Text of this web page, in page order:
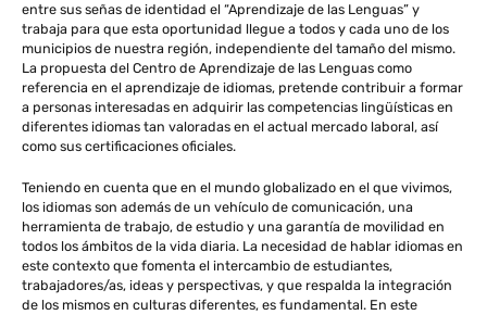
entre sus señas de identidad el “Aprendizaje de las Lenguas” y
trabaja para que esta oportunidad llegue a todos y cada uno de los
municipios de nuestra región, independiente del tamaño del mismo.
La propuesta del Centro de Aprendizaje de las Lenguas como
referencia en el aprendizaje de idiomas, pretende contribuir a formar
a personas interesadas en adquirir las competencias lingüísticas en
diferentes idiomas tan valoradas en el actual mercado laboral, así
como sus certificaciones oficiales.
Teniendo en cuenta que en el mundo globalizado en el que vivimos,
los idiomas son además de un vehículo de comunicación, una
herramienta de trabajo, de estudio y una garantía de movilidad en
todos los ámbitos de la vida diaria. La necesidad de hablar idiomas en
este contexto que fomenta el intercambio de estudiantes,
trabajadores/as, ideas y perspectivas, y que respalda la integración
de los mismos en culturas diferentes, es fundamental. En este